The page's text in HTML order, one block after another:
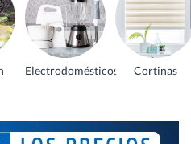
Electrodomésticos Cortinas